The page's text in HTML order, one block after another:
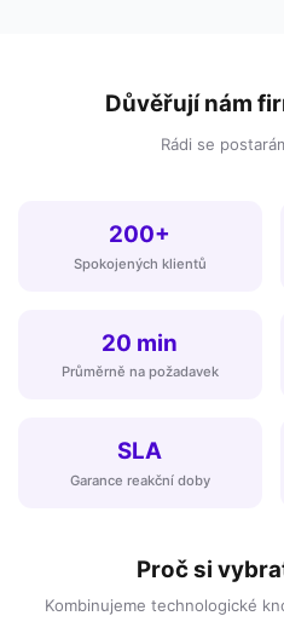
Důvěřují nám
Rádi se
200+
Spokojených klientů
20 min
Průměrně na požadavek
SLA
Garance reakční doby
Proč si
Kombinujeme technologické